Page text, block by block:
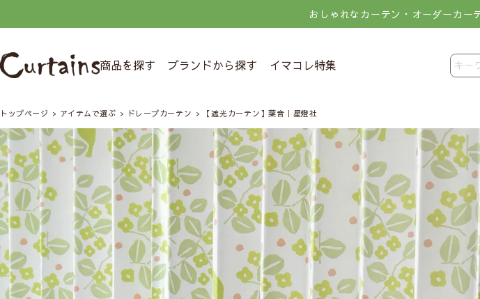
おしゃれなカーテン・オーダーカー
商品を探す ブランドから探す イマコレ特集
トップページ アイテムで選ぶ ドレープカーテン 【遮光カーテン】葉音｜星燈社